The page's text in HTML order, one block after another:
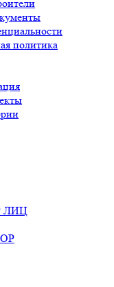
политика
ЛИЦ